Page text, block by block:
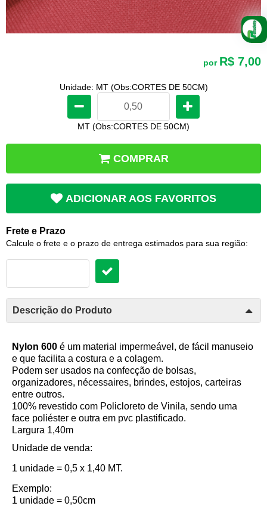
por R$ 7,00
Unidade: MT (Obs:CORTES DE 50CM)
MT (Obs:CORTES DE 50CM)
COMPRAR
ADICIONAR AOS FAVORITOS
Frete e Prazo
Calcule o frete e o prazo de entrega estimados para sua região:
Descrição do Produto
Nylon 600 é um material impermeável, de fácil manuseio
e que facilita a costura e a colagem.
Podem ser usados na confecção de bolsas,
organizadores, nécessaires, brindes, estojos, carteiras
entre outros.
100% revestido com Policloreto de Vinila, sendo uma
face poliéster e outra em pvc plastificado.
Largura 1,40m
Unidade de venda:
1 unidade = 0,5 x 1,40 MT.
Exemplo:
1 unidade = 0,50cm